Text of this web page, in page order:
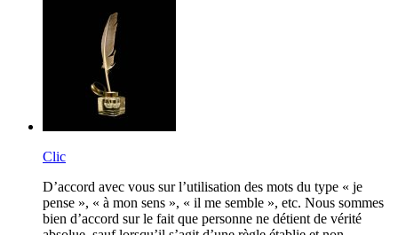
Clic
D’accord avec vous sur l’utilisation des mots du type « je
pense », « à mon sens », « il me semble », etc. Nous sommes
bien d’accord sur le fait que personne ne détient de vérité